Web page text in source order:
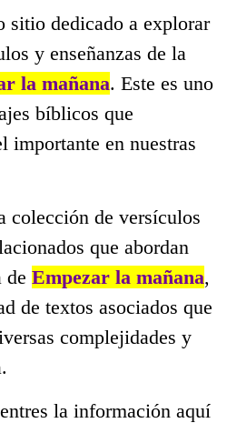
sitio dedicado a explorar
y enseñanzas de la
la mañana. Este es uno
bíblicos que
importante en nuestras
colección de versículos
que abordan
de Empezar la mañana,
de textos asociados que
complejidades y
la información aquí